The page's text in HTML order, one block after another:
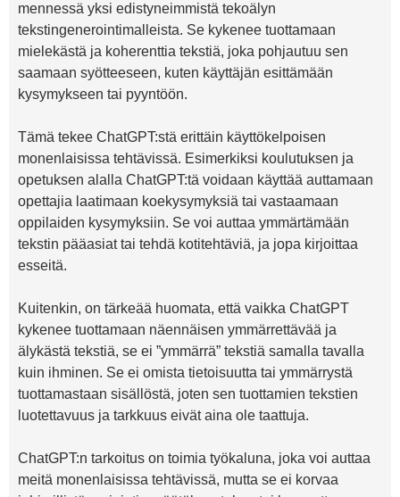
mennessä yksi edistyneimmistä tekoälyn
tekstingenerointimalleista. Se kykenee tuottamaan
mielekästä ja koherenttia tekstiä, joka pohjautuu sen
saamaan syötteeseen, kuten käyttäjän esittämään
kysymykseen tai pyyntöön.
Tämä tekee ChatGPT:stä erittäin käyttökelpoisen
monenlaisissa tehtävissä. Esimerkiksi koulutuksen ja
opetuksen alalla ChatGPT:tä voidaan käyttää auttamaan
opettajia laatimaan koekysymyksiä tai vastaamaan
oppilaiden kysymyksiin. Se voi auttaa ymmärtämään
tekstin pääasiat tai tehdä kotitehtäviä, ja jopa kirjoittaa
esseitä.
Kuitenkin, on tärkeää huomata, että vaikka ChatGPT
kykenee tuottamaan näennäisen ymmärrettävää ja
älykästä tekstiä, se ei ”ymmärrä” tekstiä samalla tavalla
kuin ihminen. Se ei omista tietoisuutta tai ymmärrystä
tuottamastaan sisällöstä, joten sen tuottamien tekstien
luotettavuus ja tarkkuus eivät aina ole taattuja.
ChatGPT:n tarkoitus on toimia työkaluna, joka voi auttaa
meitä monenlaisissa tehtävissä, mutta se ei korvaa